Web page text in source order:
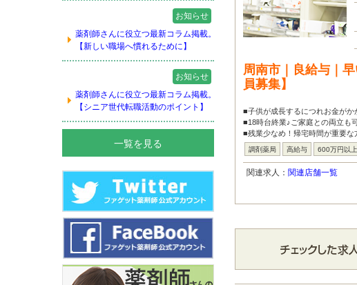
お知らせ
薬剤師さんに役立つ最新コラム掲載。
【新しい職場へ慣れるために】
お知らせ
薬剤師さんに役立つ最新コラム掲載。
【シニア世代転職活動のポイント】
一覧を見る
周南市｜良給与｜
員募集】
■子供が成長するにつれお金がか
■18時台終業♪ご家庭との両立も
■残業少なめ！帰宅時間が重要な
調剤薬局 高給与 600万円以上
関連求人： 関連店舗一覧